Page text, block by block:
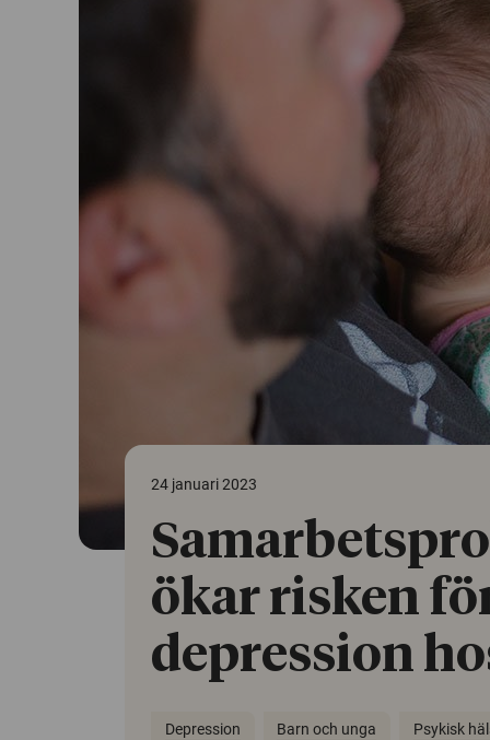
24 januari 2023
ökar risken
depression
Depression Barn och unga Psykisk